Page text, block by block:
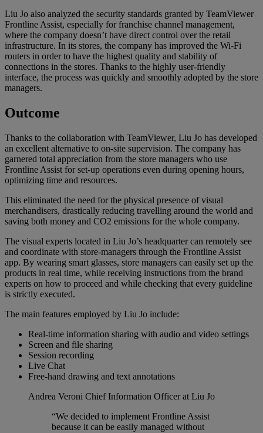
Liu Jo also analyzed the security standards granted by TeamViewer
Frontline Assist, especially for franchise channel management,
where the company doesn’t have direct control over the retail
infrastructure. In its stores, the company has improved the Wi-Fi
routers in order to have the highest quality and stability of
connections in the stores. Thanks to the highly user-friendly
interface, the process was quickly and smoothly adopted by the store
managers.
Outcome
Thanks to the collaboration with TeamViewer, Liu Jo has developed
an excellent alternative to on-site supervision. The company has
garnered total appreciation from the store managers who use
Frontline Assist for set-up operations even during opening hours,
optimizing time and resources.
This eliminated the need for the physical presence of visual
merchandisers, drastically reducing travelling around the world and
saving both money and CO2 emissions for the whole company.
The visual experts located in Liu Jo’s headquarter can remotely see
and coordinate with store-managers through the Frontline Assist
app. By wearing smart glasses, store managers can easily set up the
products in real time, while receiving instructions from the brand
experts on how to proceed and while checking that every guideline
is strictly executed.
The main features employed by Liu Jo include:
Real-time information sharing with audio and video settings
Screen and file sharing
Session recording
Live Chat
Free-hand drawing and text annotations
Andrea Veroni Chief Information Officer at Liu Jo
“We decided to implement Frontline Assist
because it can be easily managed without